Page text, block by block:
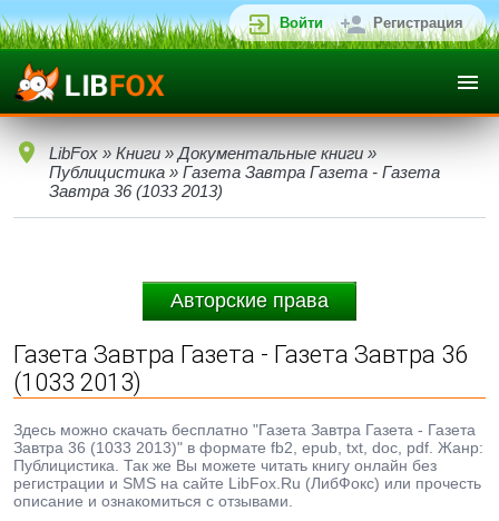
Войти Регистрация
LibFox » Книги » Документальные книги »
Публицистика » Газета Завтра Газета - Газета
Завтра 36 (1033 2013)
Авторские права
Газета Завтра Газета - Газета Завтра 36
(1033 2013)
Здесь можно скачать бесплатно "Газета Завтра Газета - Газета
Завтра 36 (1033 2013)" в формате fb2, epub, txt, doc, pdf. Жанр:
Публицистика. Так же Вы можете читать книгу онлайн без
регистрации и SMS на сайте LibFox.Ru (ЛибФокс) или прочесть
описание и ознакомиться с отзывами.